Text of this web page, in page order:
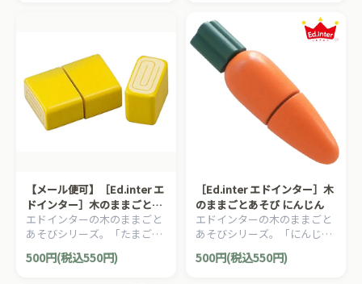
【メール便可】［Ed.inter エ
ドインター］木のままごとあ
そび たまご焼き
エドインターの木のままごと
あそびシリーズ。「たまご焼
き」です。
500円(税込550円)
［Ed.inter エドインター］木
のままごとあそび にんじん
エドインターの木のままごと
あそびシリーズ。「にんじ
ん」です。
500円(税込550円)